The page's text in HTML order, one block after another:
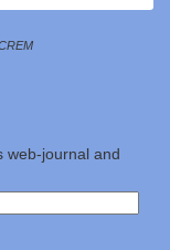
web-journal and